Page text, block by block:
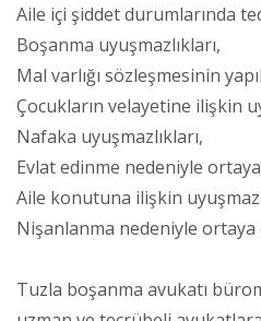
Aile içi şiddet durumlarında
Boşanma uyuşmazlıkları,
Mal varlığı sözleşmesinin
Çocukların velayetine ilişkin
Nafaka uyuşmazlıkları,
Evlat edinme nedeniyle
Aile konutuna ilişkin
Nişanlanma nedeniyle ortaya
Tuzla boşanma avukatı